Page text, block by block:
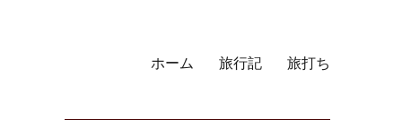
ホーム 旅行記 旅打ち